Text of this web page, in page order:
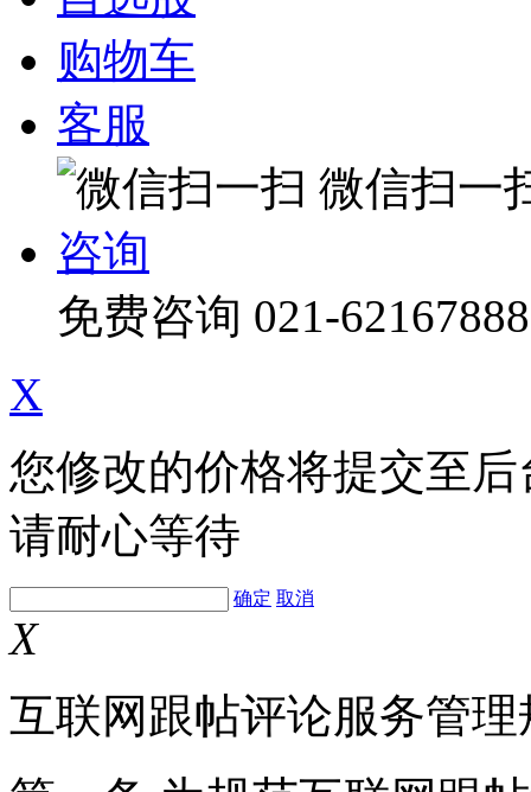
购物车
客服
微信扫一
咨询
免费咨询 021-62167888
X
您修改的价格将提交至
请耐心等待
确定 取消
X
互联网跟帖评论服务管理